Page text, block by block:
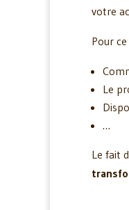
votre
Pour
Le
…
Le fait